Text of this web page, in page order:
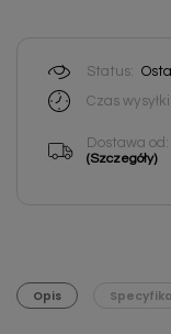
Status:
Czas wysyłki:
Dostawa od:
(Szczegóły)
Opis